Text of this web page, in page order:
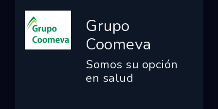
Ganadores
Finalistas
Grupo
Coomeva
Somos su opción
en salud